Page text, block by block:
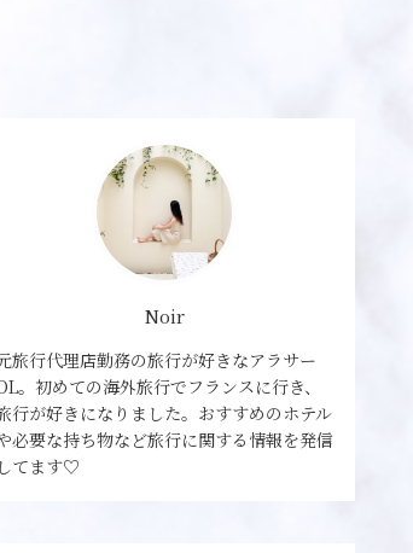
Noir
旅行代理店勤務の旅行が好きなアラサー
。初めての海外旅行でフランスに行き、
行が好きになりました。おすすめのホテル
必要な持ち物など旅行に関する情報を発信
してます♡